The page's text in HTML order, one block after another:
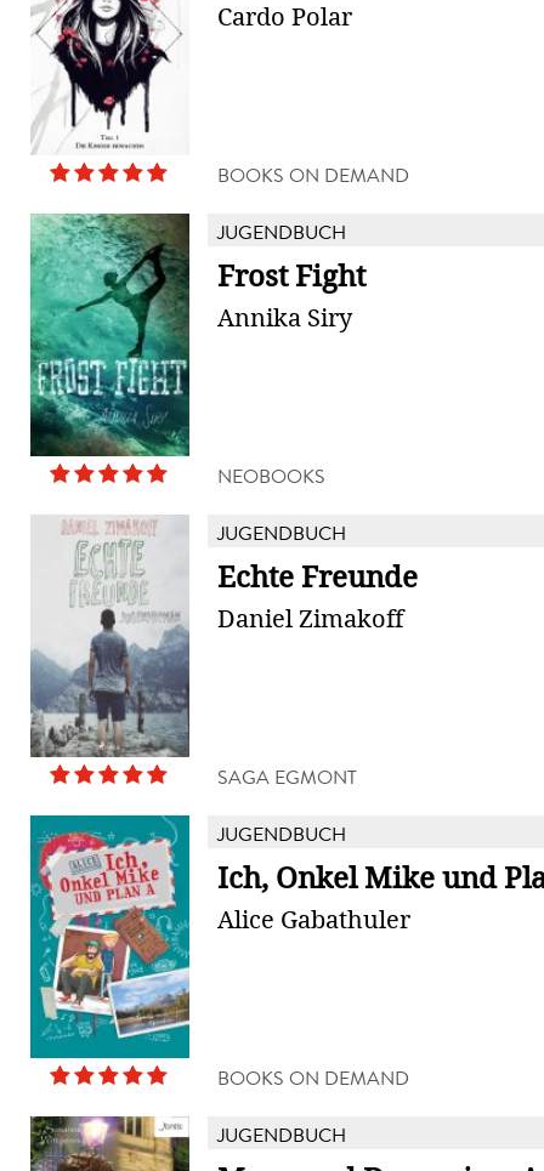
Cardo Polar
BOOKS ON DEMAND
JUGENDBUCH
Frost Fight
Annika Siry
NEOBOOKS
JUGENDBUCH
Echte Freunde
Daniel Zimakoff
SAGA EGMONT
JUGENDBUCH
Ich, Onkel Mike und
Alice Gabathuler
BOOKS ON DEMAND
JUGENDBUCH